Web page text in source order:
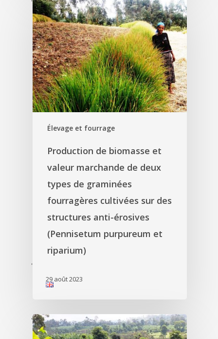
'
'
Élevage et fourrage
Production de biomasse et
valeur marchande de deux
types de graminées
fourragères cultivées sur des
structures anti-érosives
(Pennisetum purpureum et
riparium)
29 août 2023
'